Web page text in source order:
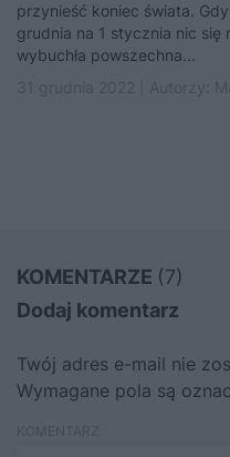
przynieść koniec świata.
grudnia na 1 stycznia nic się
wybuchła powszechna...
KOMENTARZE (7)
Dodaj komentarz
Twój adres e-mail nie
Wymagane pola są